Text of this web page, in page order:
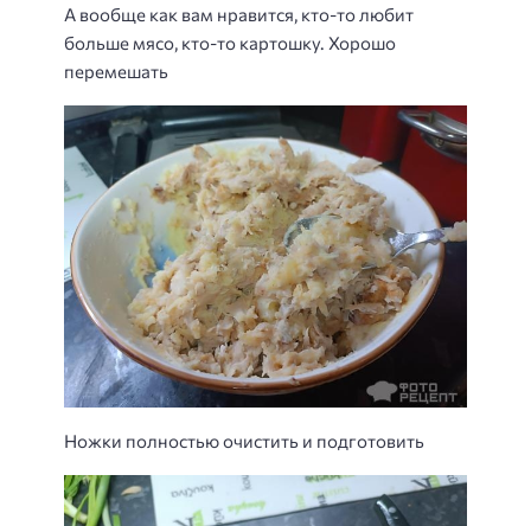
А вообще как вам нравится, кто-то любит
больше мясо, кто-то картошку. Хорошо
перемешать
Ножки полностью очистить и подготовить